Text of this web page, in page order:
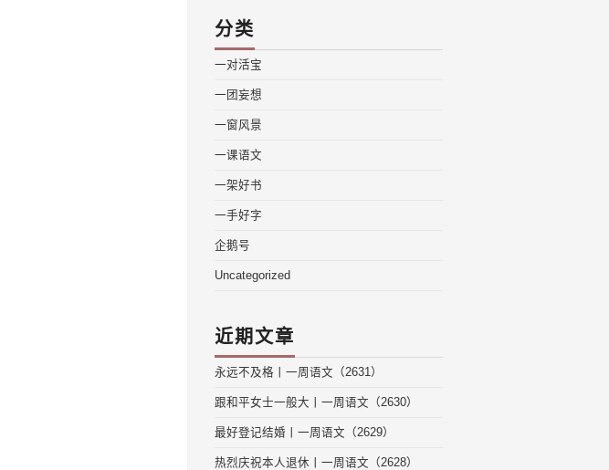
分类
一对活宝
一团妄想
一窗风景
一课语文
一架好书
一手好字
企鹅号
Uncategorized
近期文章
永远不及格丨一周语文（2631）
跟和平女士一般大丨一周语文（2630）
最好登记结婚丨一周语文（2629）
热烈庆祝本人退休丨一周语文（2628）